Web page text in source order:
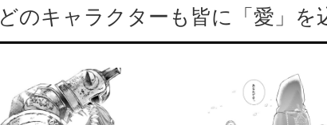
どのキャラクターも皆に「愛」